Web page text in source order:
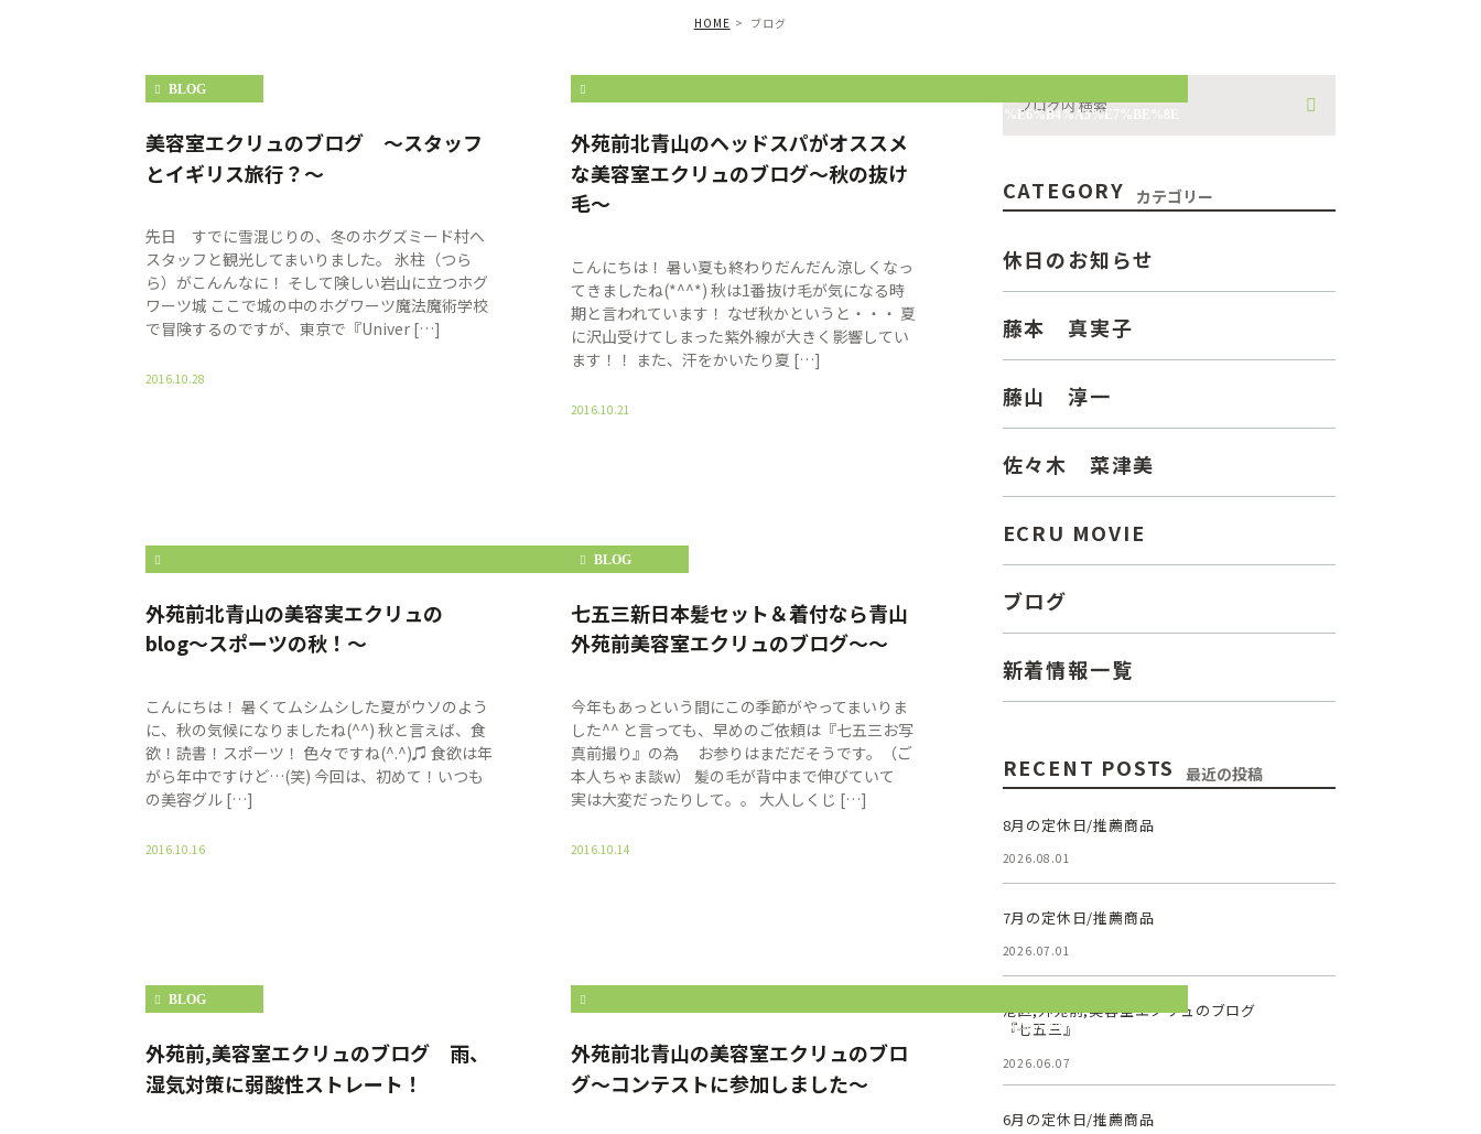
HOME ブログ
BLOG
美容室エクリュのブログ 〜スタッフ
とイギリス旅行？〜
先日 すでに雪混じりの、冬のホグズミード村へ
スタッフと観光してまいりました。 氷柱（つら
ら）がこんんなに！ そして険しい岩山に立つホグ
ワーツ城 ここで城の中のホグワーツ魔法魔術学校
で冒険するのですが、東京で『Univer […]
2016.10.28
%E4%BD%90%E3%80%85%E6%9C%A8%E3%80%80%E8%8F%9C%E6%B4%A5%E7%BE%8E
外苑前北青山のヘッドスパがオススメ
な美容室エクリュのブログ〜秋の抜け
毛〜
こんにちは！ 暑い夏も終わりだんだん涼しくなっ
てきましたね(*^^*) 秋は1番抜け毛が気になる時
期と言われています！ なぜ秋かというと・・・ 夏
に沢山受けてしまった紫外線が大きく影響してい
ます！！ また、汗をかいたり夏 […]
2016.10.21
外苑前北青山の美容実エクリュの
blog〜スポーツの秋！〜
こんにちは！ 暑くてムシムシした夏がウソのよう
に、秋の気候になりましたね(^^) 秋と言えば、食
欲！読書！スポーツ！ 色々ですね(^.^)♫ 食欲は年
がら年中ですけど…(笑) 今回は、初めて！いつも
の美容グル […]
2016.10.16
BLOG
七五三新日本髪セット＆着付なら青山
外苑前美容室エクリュのブログ〜〜
今年もあっという間にこの季節がやってまいりま
した^^ と言っても、早めのご依頼は『七五三お写
真前撮り』の為 お参りはまだだそうです。（ご
本人ちゃま談w） 髪の毛が背中まで伸びていて
実は大変だったりして。。 大人しくじ […]
2016.10.14
BLOG
外苑前,美容室エクリュのブログ 雨、
湿気対策に弱酸性ストレート！
%E4%BD%90%E3%80%85%E6%9C%A8%E3%80%80%E8%8F%9C%E6%B4%A5%E7%BE%8E
外苑前北青山の美容室エクリュのブロ
グ〜コンテストに参加しました〜
CATEGORY カテゴリー
休日のお知らせ
藤本 真実子
藤山 淳一
佐々木 菜津美
ECRU MOVIE
ブログ
新着情報一覧
RECENT POSTS 最近の投稿
8月の定休日/推薦商品
2026.08.01
7月の定休日/推薦商品
2026.07.01
港区,外苑前,美容室エクリュのブログ
『七五三』
2026.06.07
6月の定休日/推薦商品